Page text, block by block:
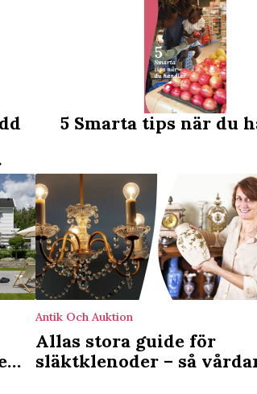
5 Smarta tips när du
Antik Och Auktion
Allas stora guide för
släktklenoder – så